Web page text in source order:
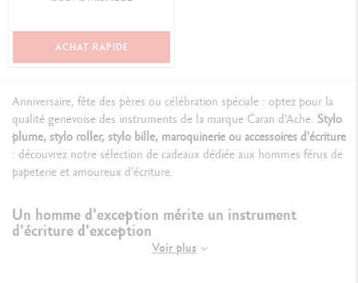
ACHAT RAPIDE
Anniversaire, fête des pères ou célébration spéciale : optez pour la
qualité genevoise des instruments de la marque Caran d'Ache. Stylo
plume, stylo roller, stylo bille, maroquinerie ou accessoires d'écriture
: découvrez notre sélection de cadeaux dédiée aux hommes férus de
papeterie et amoureux d'écriture.
Un homme d'exception mérite un instrument
d'écriture d'exception
Voir plus